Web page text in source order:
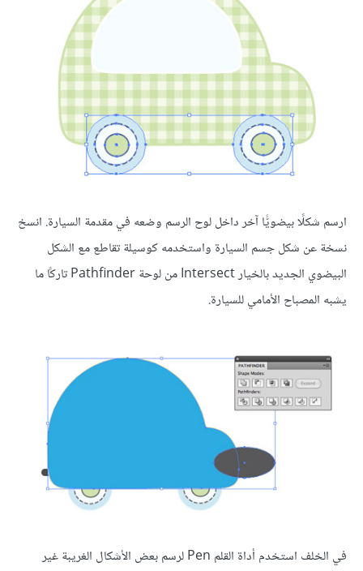
ارسم شكلًا بيضويًّا آخر داخل لوح الرسم وضعه في مقدمة السيارة. انسخ
نسخة عن شكل جسم السيارة واستخدمه كوسيلة تقاطع مع الشكل
البيضوي الجديد بالخيار Intersect من لوحة Pathfinder تاركًا ما
يشبه المصباح الأمامي للسيارة.
في الخلف استخدم أداة القلم Pen لرسم بعض الأشكال الغريبة غير